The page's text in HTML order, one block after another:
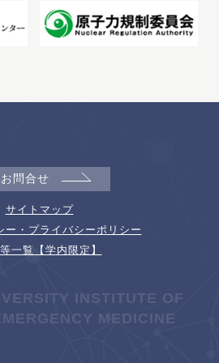
お問合せ
サイトマップ
ー・プライバシーポリシー
一覧【学内限定】
INSTITUTE OF
MEDICINE